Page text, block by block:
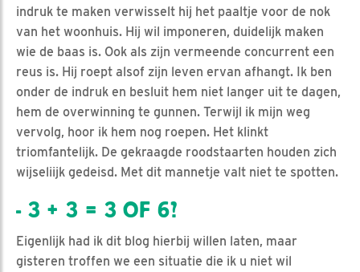
indruk te maken verwisselt hij het paaltje voor de nok
van het woonhuis. Hij wil imponeren, duidelijk maken
wie de baas is. Ook als zijn vermeende concurrent een
reus is. Hij roept alsof zijn leven ervan afhangt. Ik ben
onder de indruk en besluit hem niet langer uit te dagen,
hem de overwinning te gunnen. Terwijl ik mijn weg
vervolg, hoor ik hem nog roepen. Het klinkt
triomfantelijk. De gekraagde roodstaarten houden zich
wijseliijk gedeisd. Met dit mannetje valt niet te spotten.
- 3 + 3 = 3 OF 6?
Eigenlijk had ik dit blog hierbij willen laten, maar
gisteren troffen we een situatie die ik u niet wil